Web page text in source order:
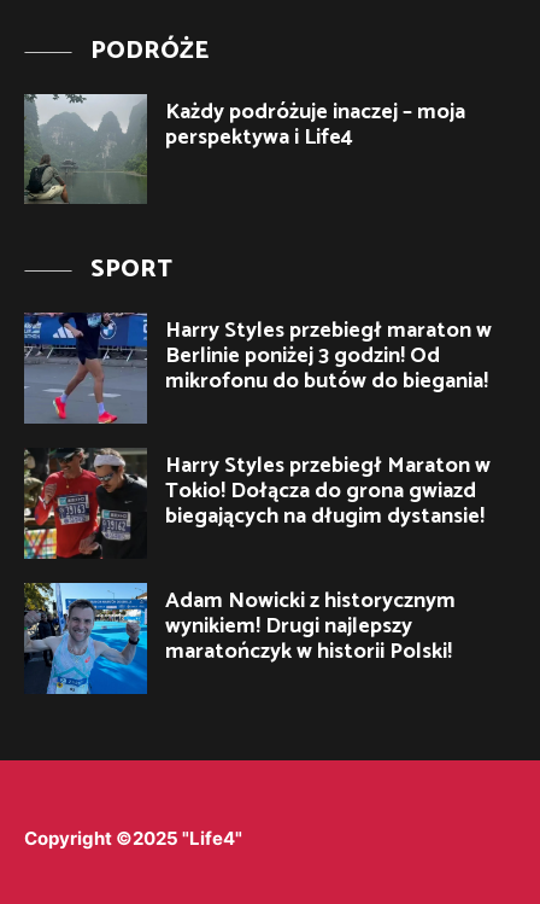
PODRÓŻE
Każdy podróżuje inaczej – moja
perspektywa i Life4
SPORT
Harry Styles przebiegł maraton w
Berlinie poniżej 3 godzin! Od
mikrofonu do butów do biegania!
Harry Styles przebiegł Maraton w
Tokio! Dołącza do grona gwiazd
biegających na długim dystansie!
Adam Nowicki z historycznym
wynikiem! Drugi najlepszy
maratończyk w historii Polski!
Copyright ©2025 "Life4"